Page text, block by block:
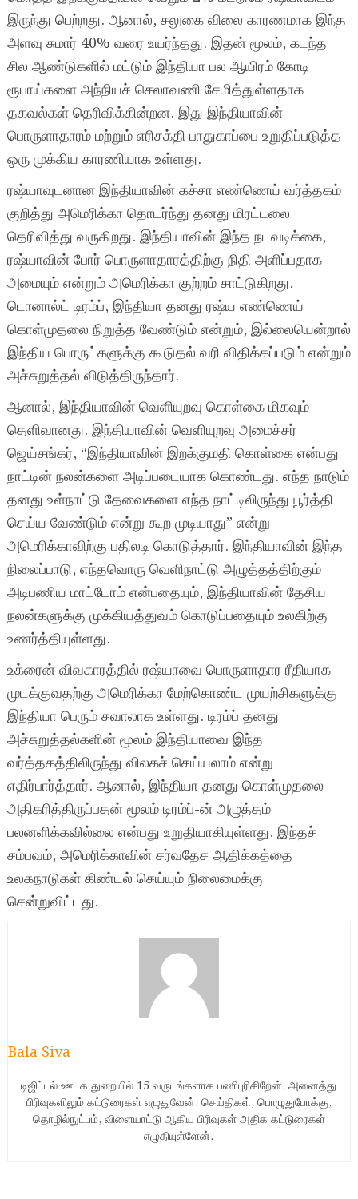
இருந்து பெற்றது. ஆனால், சலுகை விலை காரணமாக இந்த
அளவு சுமார் 40% வரை உயர்ந்தது. இதன் மூலம், கடந்த
சில ஆண்டுகளில் மட்டும் இந்தியா பல ஆயிரம் கோடி
ரூபாய்களை அந்நியச் செலாவணி சேமித்துள்ளதாக
தகவல்கள் தெரிவிக்கின்றன. இது இந்தியாவின்
பொருளாதாரம் மற்றும் எரிசக்தி பாதுகாப்பை உறுதிப்படுத்த
ஒரு முக்கிய காரணியாக உள்ளது.
ரஷ்யாவுடனான இந்தியாவின் கச்சா எண்ணெய் வர்த்தகம்
குறித்து அமெரிக்கா தொடர்ந்து தனது மிரட்டலை
தெரிவித்து வருகிறது. இந்தியாவின் இந்த நடவடிக்கை,
ரஷ்யாவின் போர் பொருளாதாரத்திற்கு நிதி அளிப்பதாக
அமையும் என்றும் அமெரிக்கா குற்றம் சாட்டுகிறது.
டொனால்ட் டிரம்ப், இந்தியா தனது ரஷ்ய எண்ணெய்
கொள்முதலை நிறுத்த வேண்டும் என்றும், இல்லையென்றால்
இந்திய பொருட்களுக்கு கூடுதல் வரி விதிக்கப்படும் என்றும்
அச்சுறுத்தல் விடுத்திருந்தார்.
ஆனால், இந்தியாவின் வெளியுறவு கொள்கை மிகவும்
தெளிவானது. இந்தியாவின் வெளியுறவு அமைச்சர்
ஜெய்சங்கர், “இந்தியாவின் இறக்குமதி கொள்கை என்பது
நாட்டின் நலன்களை அடிப்படையாக கொண்டது. எந்த நாடும்
தனது உள்நாட்டு தேவைகளை எந்த நாட்டிலிருந்து பூர்த்தி
செய்ய வேண்டும் என்று கூற முடியாது” என்று
அமெரிக்காவிற்கு பதிலடி கொடுத்தார். இந்தியாவின் இந்த
நிலைப்பாடு, எந்தவொரு வெளிநாட்டு அழுத்தத்திற்கும்
அடிபணிய மாட்டோம் என்பதையும், இந்தியாவின் தேசிய
நலன்களுக்கு முக்கியத்துவம் கொடுப்பதையும் உலகிற்கு
உணர்த்தியுள்ளது.
உக்ரைன் விவகாரத்தில் ரஷ்யாவை பொருளாதார ரீதியாக
முடக்குவதற்கு அமெரிக்கா மேற்கொண்ட முயற்சிகளுக்கு
இந்தியா பெரும் சவாலாக உள்ளது. டிரம்ப் தனது
அச்சுறுத்தல்களின் மூலம் இந்தியாவை இந்த
வர்த்தகத்திலிருந்து விலகச் செய்யலாம் என்று
எதிர்பார்த்தார். ஆனால், இந்தியா தனது கொள்முதலை
அதிகரித்திருப்பதன் மூலம் டிரம்ப்-ன் அழுத்தம்
பலனளிக்கவில்லை என்பது உறுதியாகியுள்ளது. இந்தச்
சம்பவம், அமெரிக்காவின் சர்வதேச ஆதிக்கத்தை
உலகநாடுகள் கிண்டல் செய்யும் நிலைமைக்கு
சென்றுவிட்டது.
Bala Siva
டிஜிட்டல் ஊடக துறையில் 15 வருடங்களாக பணிபுரிகிறேன். அனைத்து
பிரிவுகளிலும் கட்டுரைகள் எழுதுவேன். செய்திகள், பொழுதுபோக்கு,
தொழில்நுட்பம், விளையாட்டு ஆகிய பிரிவுகள் அதிக கட்டுரைகள்
எழுதியுள்ளேன்.